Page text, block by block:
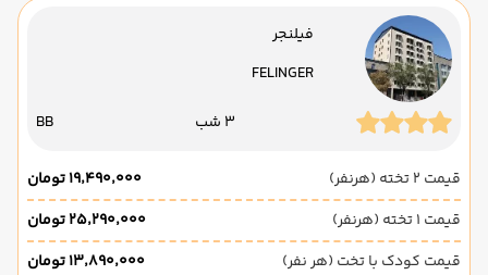
فیلنجر
FELINGER
3 شب BB
قیمت 2 تخته (هرنفر)
۱۹٬۴۹۰٬۰۰۰ تومان
قیمت 1 تخته (هرنفر)
۲۵٬۲۹۰٬۰۰۰ تومان
قیمت کودک با تخت (هر نفر)
۱۳٬۸۹۰٬۰۰۰ تومان